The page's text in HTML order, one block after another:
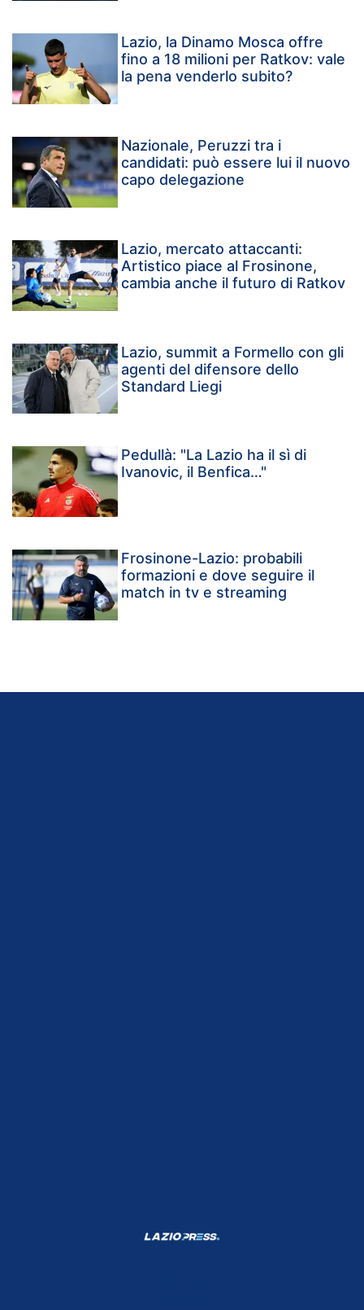
Lazio, la Dinamo Mosca offre
fino a 18 milioni per Ratkov: vale
la pena venderlo subito?
Nazionale, Peruzzi tra i
candidati: può essere lui il nuovo
capo delegazione
Lazio, mercato attaccanti:
Artistico piace al Frosinone,
cambia anche il futuro di Ratkov
Lazio, summit a Formello con gli
agenti del difensore dello
Standard Liegi
Pedullà: "La Lazio ha il sì di
Ivanovic, il Benfica…"
Frosinone-Lazio: probabili
formazioni e dove seguire il
match in tv e streaming